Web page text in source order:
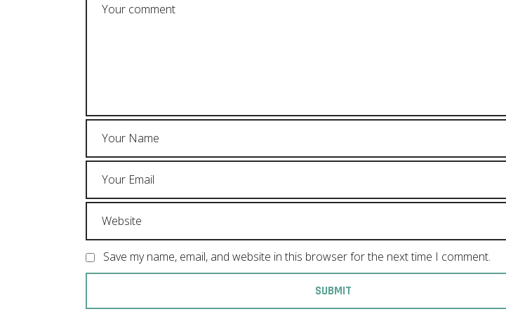
Save my name, email, and website in this browser for the next time I comment.